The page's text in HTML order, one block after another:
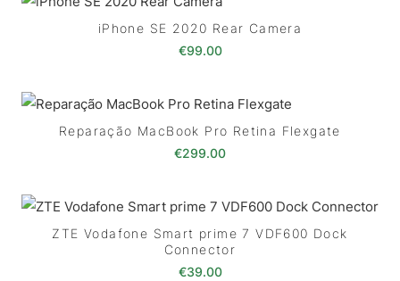
iPhone SE 2020 Rear Camera
€99.00
Reparação MacBook Pro Retina Flexgate
€299.00
ZTE Vodafone Smart prime 7 VDF600 Dock
Connector
€39.00